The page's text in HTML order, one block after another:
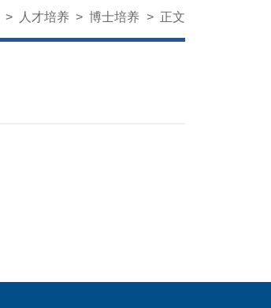
> 人才培养 > 博士培养 > 正文